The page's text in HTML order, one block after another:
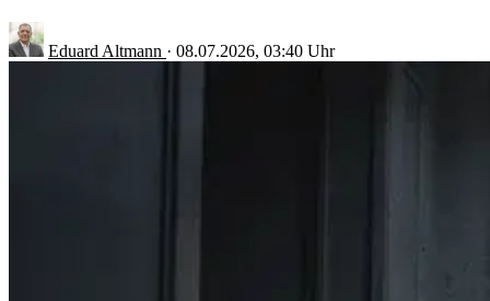
Eduard Altmann · 08.07.2026, 03:40 Uhr